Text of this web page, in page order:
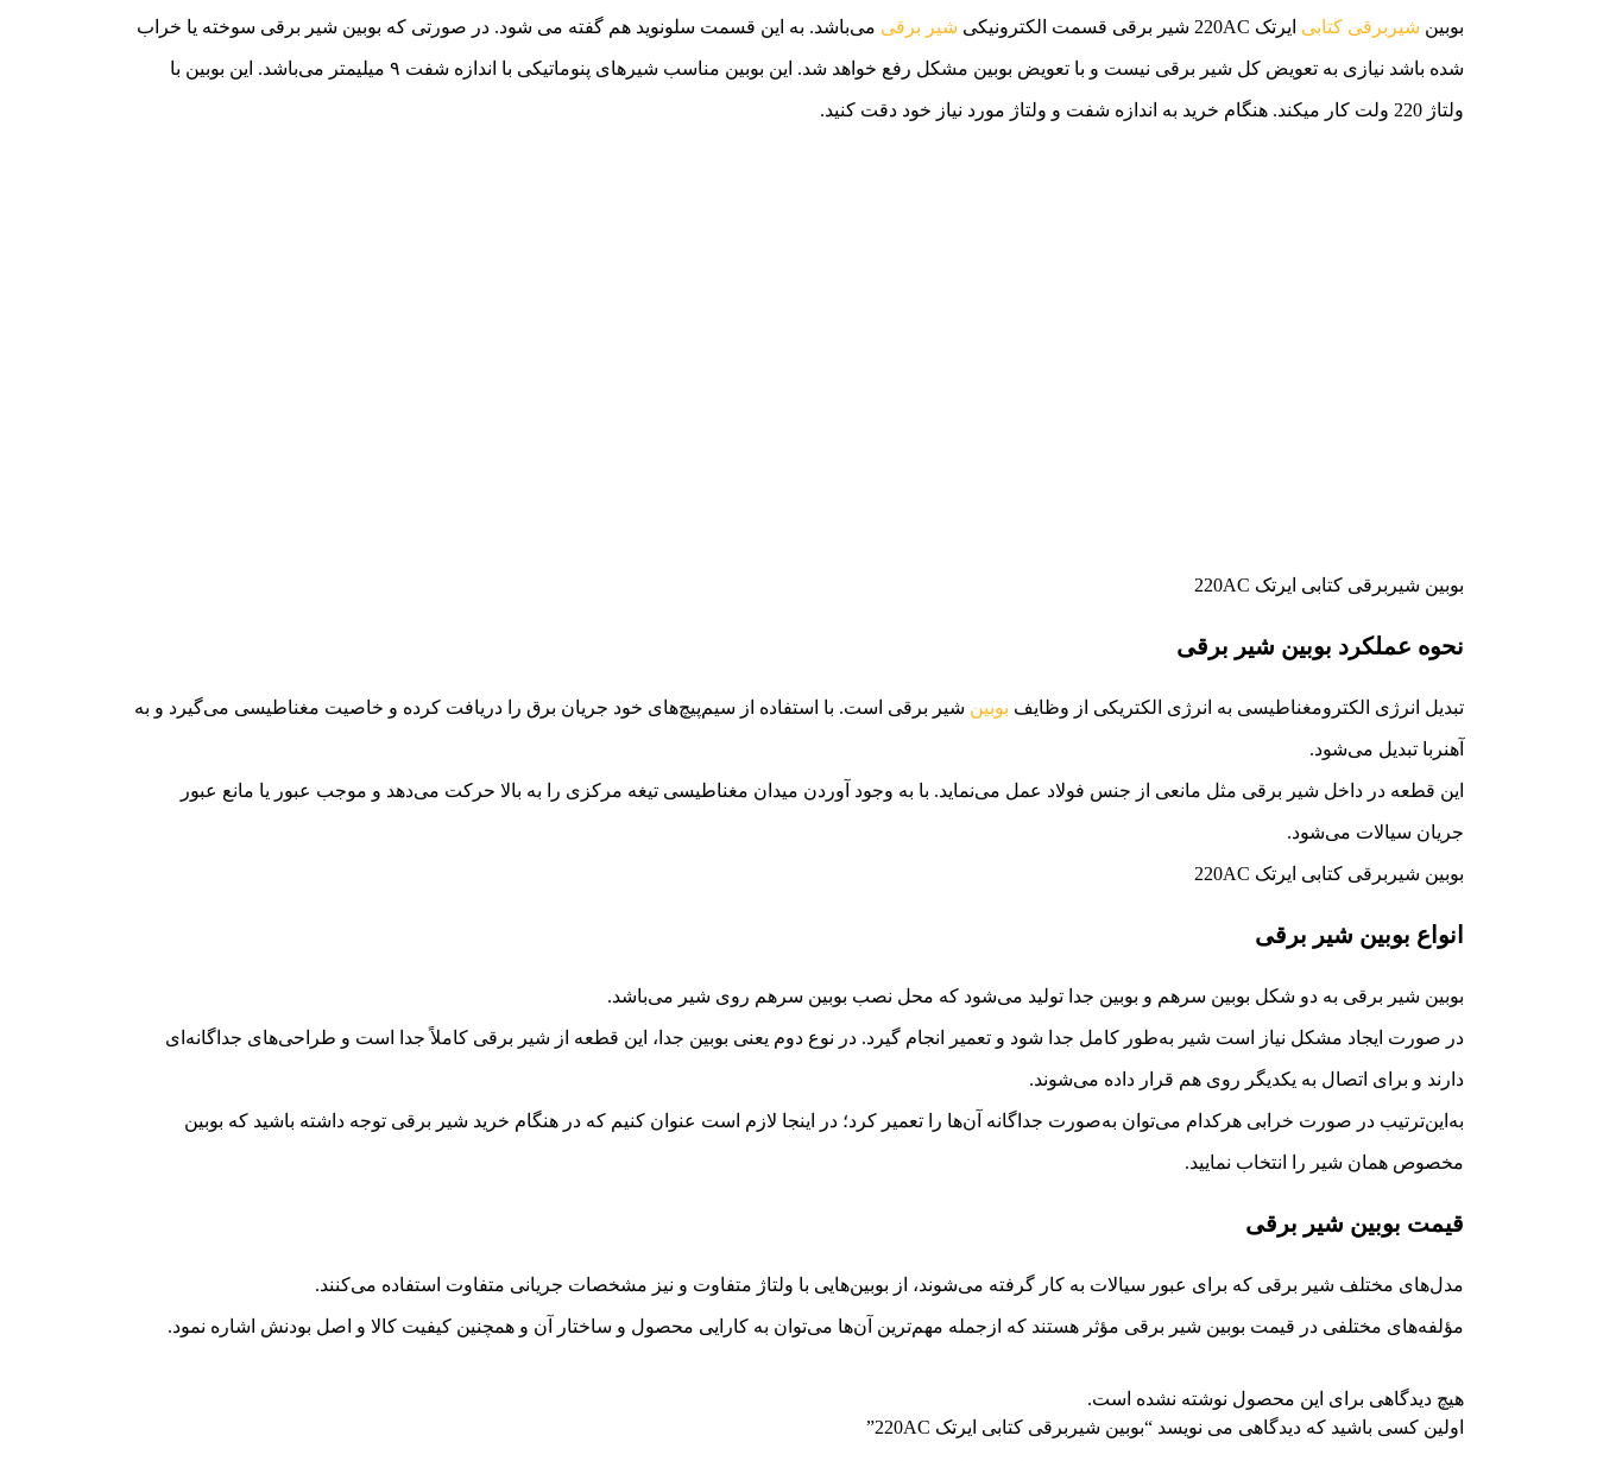
بوبین شیربرقی کتابی ایرتک 220AC شیر برقی قسمت الکترونیکی شیر برقی می‌باشد. به این قسمت سلونوید هم گفته می شود. در صورتی که بوبین شیر برقی سوخته یا خراب
شده باشد نیازی به تعویض کل شیر برقی نیست و با تعویض بوبین مشکل رفع خواهد شد. این بوبین مناسب شیرهای پنوماتیکی با اندازه شفت ۹ میلیمتر می‌باشد. این بوبین با
ولتاژ 220 ولت کار میکند. هنگام خرید به اندازه شفت و ولتاژ مورد نیاز خود دقت کنید.
بوبین شیربرقی کتابی ایرتک 220AC
نحوه عملکرد بوبین شیر برقی
تبدیل انرژی الکترومغناطیسی به انرژی الکتریکی از وظایف بوبین شیر برقی است. با استفاده از سیم‌پیچ‌های خود جریان برق را دریافت کرده و خاصیت مغناطیسی می‌گیرد و به
آهنربا تبدیل می‌شود.
این قطعه در داخل شیر برقی مثل مانعی از جنس فولاد عمل می‌نماید. با به وجود آوردن میدان مغناطیسی تیغه مرکزی را به بالا حرکت می‌دهد و موجب عبور یا مانع عبور
جریان سیالات می‌شود.
بوبین شیربرقی کتابی ایرتک 220AC
انواع بوبین شیر برقی
بوبین شیر برقی به دو شکل بوبین سرهم و بوبین جدا تولید می‌شود که محل نصب بوبین سرهم روی شیر می‌باشد.
در صورت ایجاد مشکل نیاز است شیر به‌طور کامل جدا شود و تعمیر انجام گیرد. در نوع دوم یعنی بوبین جدا، این قطعه از شیر برقی کاملاً جدا است و طراحی‌های جداگانه‌ای
دارند و برای اتصال به یکدیگر روی هم قرار داده می‌شوند.
به‌این‌ترتیب در صورت خرابی هرکدام می‌توان به‌صورت جداگانه آن‌ها را تعمیر کرد؛ در اینجا لازم است عنوان کنیم که در هنگام خرید شیر برقی توجه داشته باشید که بوبین
مخصوص همان شیر را انتخاب نمایید.
قیمت بوبین شیر برقی
مدل‌های مختلف شیر برقی که برای عبور سیالات به کار گرفته می‌شوند، از بوبین‌هایی با ولتاژ متفاوت و نیز مشخصات جریانی متفاوت استفاده می‌کنند.
مؤلفه‌های مختلفی در قیمت بوبین شیر برقی مؤثر هستند که ازجمله مهم‌ترین آن‌ها می‌توان به کارایی محصول و ساختار آن و همچنین کیفیت کالا و اصل بودنش اشاره نمود.
هیچ دیدگاهی برای این محصول نوشته نشده است.
اولین کسی باشید که دیدگاهی می نویسد “بوبین شیربرقی کتابی ایرتک 220AC”